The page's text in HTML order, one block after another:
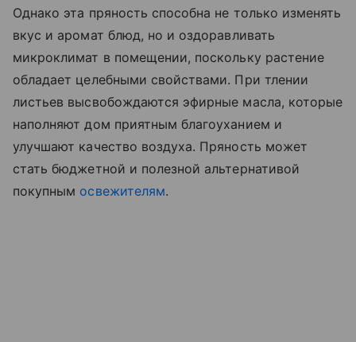
Однако эта пряность способна не только изменять
вкус и аромат блюд, но и оздоравливать
микроклимат в помещении, поскольку растение
обладает целебными свойствами. При тлении
листьев высвобождаются эфирные масла, которые
наполняют дом приятным благоуханием и
улучшают качество воздуха. Пряность может
стать бюджетной и полезной альтернативой
покупным освежителям.